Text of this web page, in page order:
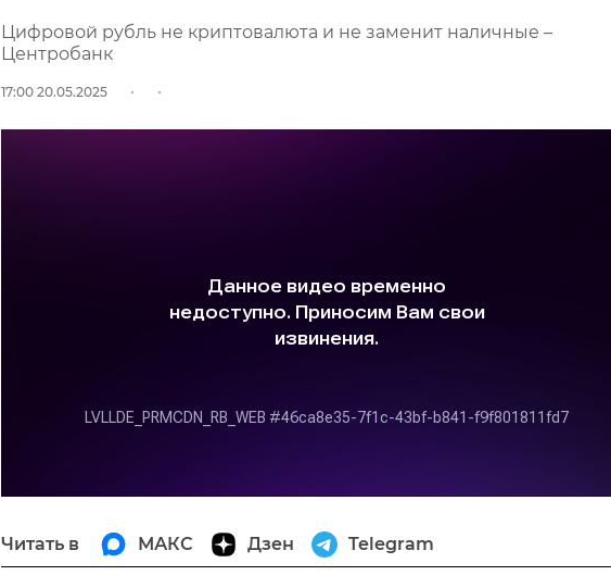
Цифровой рубль не криптовалюта и не заменит наличные –
Центробанк
17:00 20.05.2025
Читать в МАКС Дзен Telegram